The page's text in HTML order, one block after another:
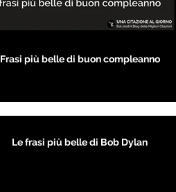
Frasi più belle di buon compleanno
Le frasi più belle di Bob Dylan